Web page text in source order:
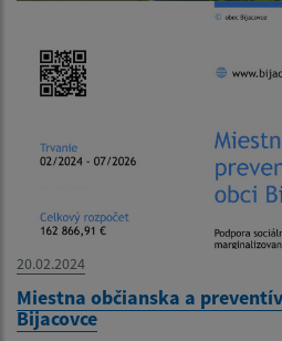
20.02.2024
Miestna občianska a
Bijacovce